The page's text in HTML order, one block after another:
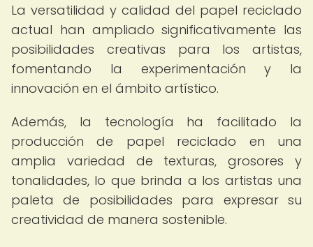
La versatilidad y calidad del papel reciclado
actual han ampliado significativamente las
posibilidades creativas para los artistas,
fomentando la experimentación y la
innovación en el ámbito artístico.
Además, la tecnología ha facilitado la
producción de papel reciclado en una
amplia variedad de texturas, grosores y
tonalidades, lo que brinda a los artistas una
paleta de posibilidades para expresar su
creatividad de manera sostenible.